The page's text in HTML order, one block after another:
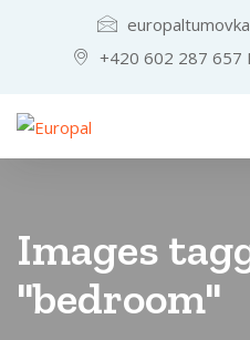
+420 602 287 657
Images
"bedroom"